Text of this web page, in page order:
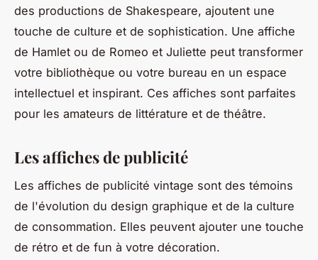
des productions de Shakespeare, ajoutent une
touche de culture et de sophistication. Une affiche
de Hamlet ou de Romeo et Juliette peut transformer
votre bibliothèque ou votre bureau en un espace
intellectuel et inspirant. Ces affiches sont parfaites
pour les amateurs de littérature et de théâtre.
Les affiches de publicité
Les affiches de publicité vintage sont des témoins
de l'évolution du design graphique et de la culture
de consommation. Elles peuvent ajouter une touche
de rétro et de fun à votre décoration.